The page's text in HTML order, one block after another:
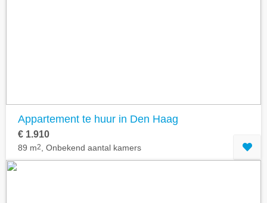
Appartement te huur in Den Haag
€ 1.910
89 m2 , Onbekend aantal kamers